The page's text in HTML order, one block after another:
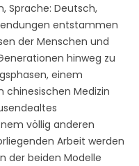
Sprache: Deutsch,
entstammen
der Menschen und
hinweg zu
einem
chinesischen Medizin
völlig anderen
Arbeit werden
der beiden Modelle